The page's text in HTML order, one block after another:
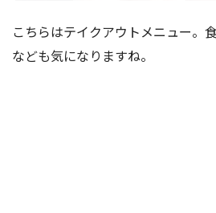
こちらはテイクアウトメニュー。
なども気になりますね。